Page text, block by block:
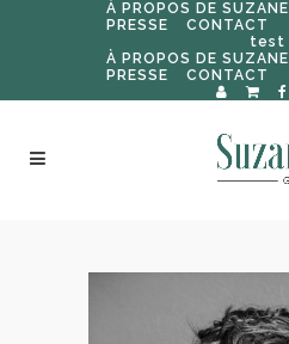
À PROPOS DE SUZANE
PRESSE
CONTACT
test
À PROPOS DE SUZANE
PRESSE
CONTACT